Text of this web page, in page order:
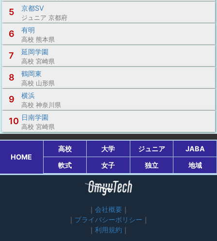
5 京都SV
ジュニア 京都府
6 有明
高校 熊本県
7 延岡学園
高校 宮崎県
8 鶴岡東
高校 山形県
9 横浜
高校 神奈川県
10 日南学園
高校 宮崎県
HOME
高校 大学 ジュニア
JABA
軟式
女子 独立 地域
会社概要
プライバシーポリシー
利用規約